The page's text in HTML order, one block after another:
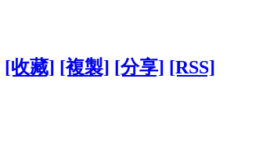
[收藏] [複製] [分享] [RSS]